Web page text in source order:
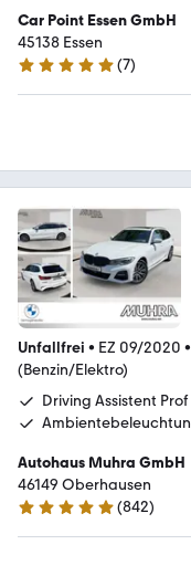
Car Point Essen GmbH
45138 Essen
5 Sterne
(7)
Unfallfrei • EZ 09/2020 •
(Benzin/Elektro)
Driving Assistent Prof
Autohaus Muhra GmbH
46149 Oberhausen
4.8 Sterne
(842)